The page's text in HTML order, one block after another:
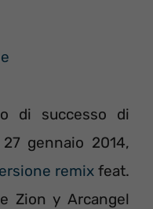
di successo di
gennaio 2014,
remix feat.
Zion y Arcangel